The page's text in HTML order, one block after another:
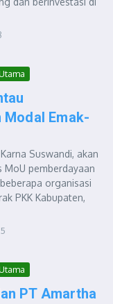
Modal Emak-
Suswandi, akan
pemberdayaan
organisasi
PKK Kabupaten,
PT Amartha